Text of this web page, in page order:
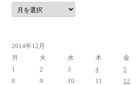
ア
ー
カ
2014年12月
月
火 水 木 金
1
2 3 4 5
8
9 10 11 12